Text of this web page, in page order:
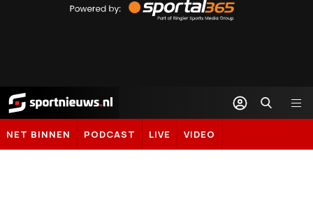
by
Sportal365
Sportnieuws.nl
NET BINNEN PODCAST LIVE VIDEO